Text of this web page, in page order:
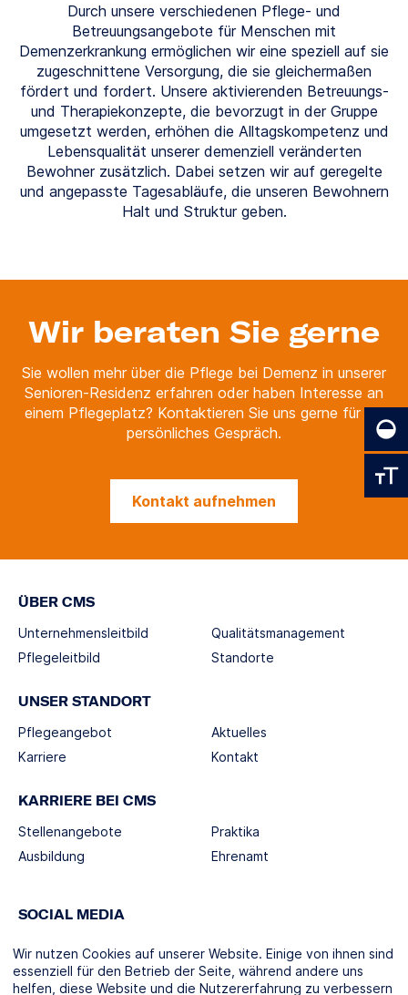
Durch unsere verschiedenen Pflege- und
Betreuungsangebote für Menschen mit
Demenzerkrankung ermöglichen wir eine speziell auf sie
zugeschnittene Versorgung, die sie gleichermaßen
fördert und fordert. Unsere aktivierenden Betreuungs-
und Therapiekonzepte, die bevorzugt in der Gruppe
umgesetzt werden, erhöhen die Alltagskompetenz und
Lebensqualität unserer demenziell veränderten
Bewohner zusätzlich. Dabei setzen wir auf geregelte
und angepasste Tagesabläufe, die unseren Bewohnern
Halt und Struktur geben.
Wir beraten Sie gerne
Sie wollen mehr über die Pflege bei Demenz in unserer
Senioren-Residenz erfahren oder haben Interesse an
einem Pflegeplatz? Kontaktieren Sie uns gerne für ein
persönliches Gespräch.
Kontakt aufnehmen
ÜBER CMS
Unternehmensleitbild
Pflegeleitbild
Qualitätsmanagement
Standorte
UNSER STANDORT
Pflegeangebot
Karriere
Aktuelles
Kontakt
KARRIERE BEI CMS
Stellenangebote
Ausbildung
Praktika
Ehrenamt
SOCIAL MEDIA
Wir nutzen Cookies auf unserer Website. Einige von ihnen sind
essenziell für den Betrieb der Seite, während andere uns
helfen, diese Website und die Nutzererfahrung zu verbessern